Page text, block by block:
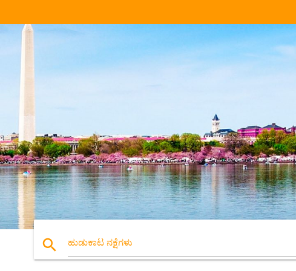
search ಹುಡುಕಾಟ ನಕ್ಷೆಗಳು